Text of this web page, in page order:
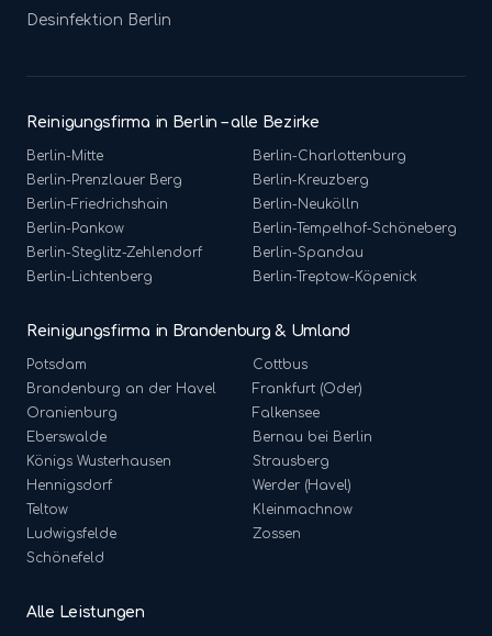
Desinfektion Berlin
Reinigungsfirma in Berlin – alle Bezirke
Berlin-Mitte Berlin-Charlottenburg
Berlin-Prenzlauer Berg Berlin-Kreuzberg
Berlin-Friedrichshain Berlin-Neukölln
Berlin-Pankow Berlin- Tempelhof-Schöneberg
Berlin-Steglitz-Zehlendorf Berlin-Spandau
Berlin- Lichtenberg Berlin- Treptow-Köpenick
Reinigungsfirma in Brandenburg & Umland
Potsdam
Cottbus
Brandenburg an der Havel
Frankfurt (Oder)
Oranienburg
Falkensee
Eberswalde
Bernau bei Berlin
Königs Wusterhausen
Strausberg
Hennigsdorf
Werder (Havel)
Teltow
Kleinmachnow
Ludwigsfelde
Zossen
Schönefeld
Alle Leistungen